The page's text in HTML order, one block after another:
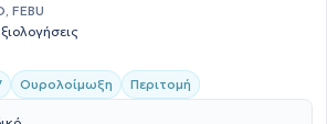
FEBU
Ουρολοίμωξη Περιτομή